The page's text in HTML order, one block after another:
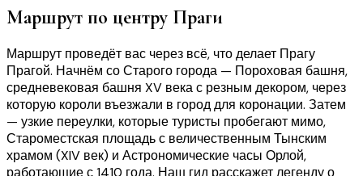
Маршрут по центру Праги
Маршрут проведёт вас через всё, что делает Прагу
Прагой. Начнём со Старого города — Пороховая башня,
средневековая башня XV века с резным декором, через
которую короли въезжали в город для коронации. Затем
— узкие переулки, которые туристы пробегают мимо,
Староместская площадь с величественным Тынским
храмом (XIV век) и Астрономические часы Орлой,
работающие с 1410 года. Наш гид расскажет легенду о